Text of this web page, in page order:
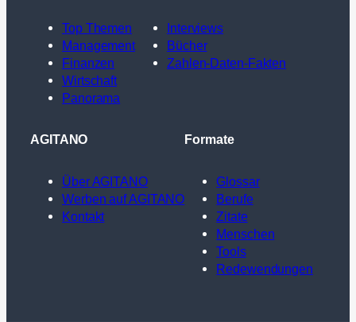
Top Themen
Management
Finanzen
Wirtschaft
Panorama
Interviews
Bücher
Zahlen-Daten-Fakten
AGITANO
Über AGITANO
Werben auf AGITANO
Kontakt
Formate
Glossar
Berufe
Zitate
Menschen
Tools
Redewendungen